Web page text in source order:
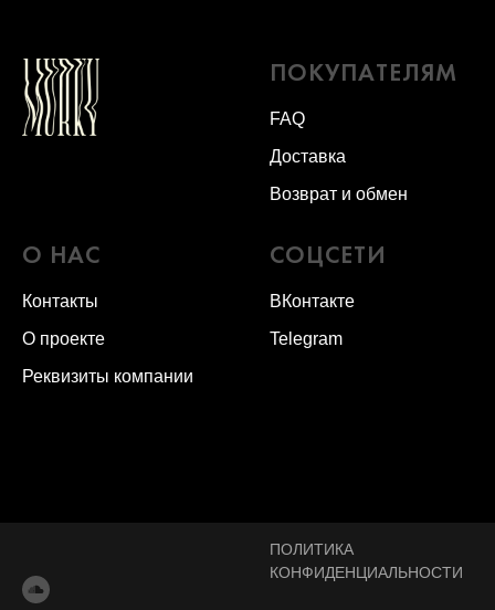
ПОКУПАТЕЛЯМ
FAQ
Доставка
Возврат и обмен
О НАС
Контакты
О проекте
Реквизиты компании
СОЦСЕТИ
ВКонтакте
Telegram
ПОЛИТИКА
КОНФИДЕНЦИАЛЬНОСТИ